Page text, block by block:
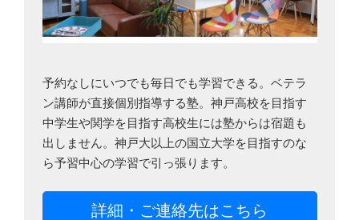
予約なしにいつでも毎日でも学習できる。ベテラ
ン講師が直接個別指導する塾。神戸高校を目指す
中学生や関学を目指す高校生には塾からは宿題も
出しません。神戸大以上の国立大学を目指すのな
ら予習中心の学習で引っ張ります。
詳細・ご連絡先はこちら